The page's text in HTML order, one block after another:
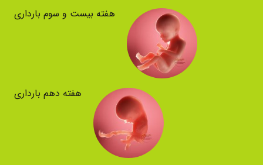
هفته بیست و سوم بارداری
هفته دهم بارداری